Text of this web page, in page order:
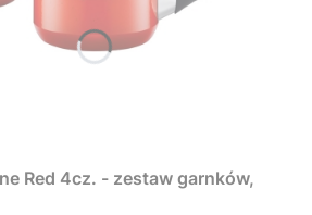
Red 4cz. - zestaw garnków,